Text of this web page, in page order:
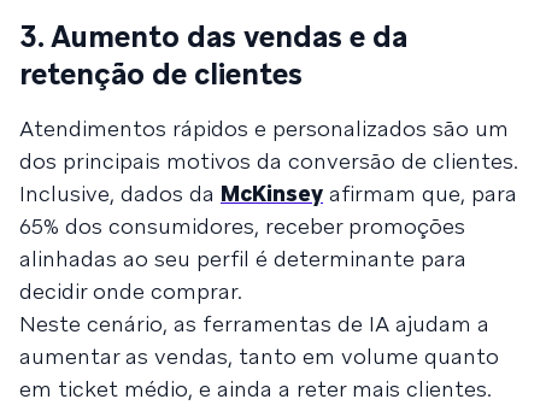
3. Aumento das vendas e da
retenção de clientes
Atendimentos rápidos e personalizados são um
dos principais motivos da conversão de clientes.
Inclusive, dados da McKinsey afirmam que, para
65% dos consumidores, receber promoções
alinhadas ao seu perfil é determinante para
decidir onde comprar.
Neste cenário, as ferramentas de IA ajudam a
aumentar as vendas, tanto em volume quanto
em ticket médio, e ainda a reter mais clientes.